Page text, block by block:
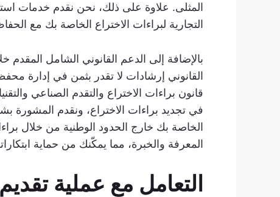
المثلى. علاوة على ذلك، نحن نقدم خدمات
التجارية لبراءات الاختراع الخاصة بك مع
بالإضافة إلى الدعم القانوني الشامل المقدم
القانوني إرشادات لا تقدر بثمن في إدارة
قانون براءات الاختراع والتقدم الصناعي
في تجديد براءات الاختراع، ونقدم المشورة
الخاصة بك خارج الحدود الوطنية من خلال
المعرفة والخبرة، مما يمكّنك من حماية
التعامل مع عملية